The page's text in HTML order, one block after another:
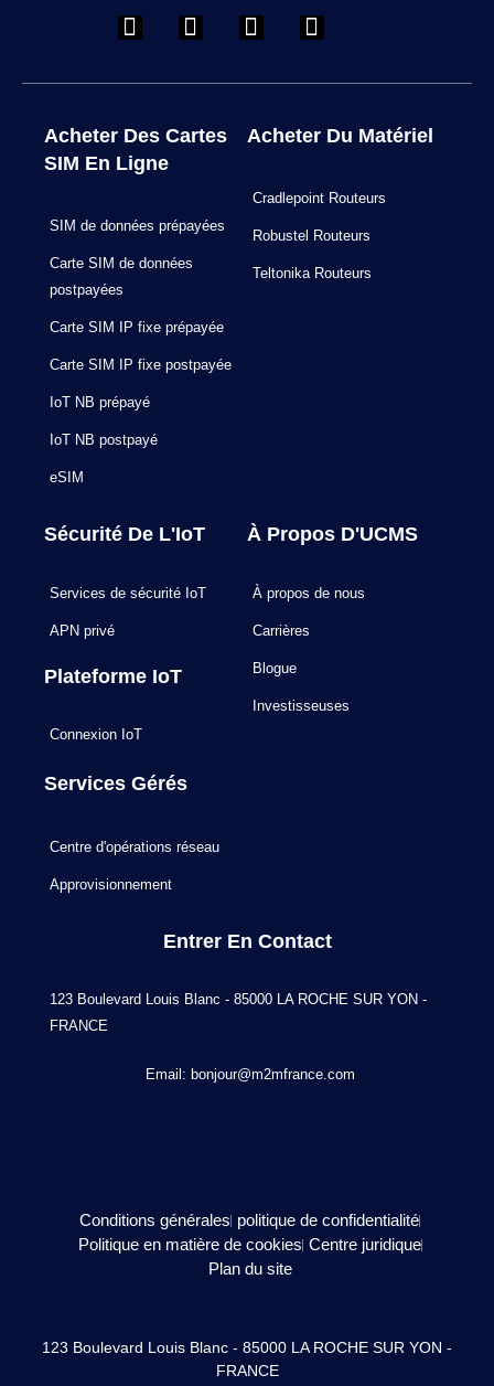
Acheter Des Cartes
SIM En Ligne
SIM de données prépayées
Carte SIM de données
postpayées
Carte SIM IP fixe prépayée
Carte SIM IP fixe postpayée
IoT NB prépayé
IoT NB postpayé
eSIM
Acheter Du Matériel
Cradlepoint Routeurs
Robustel Routeurs
Teltonika Routeurs
Sécurité De L'IoT
Services de sécurité IoT
APN privé
Plateforme IoT
Connexion IoT
Services Gérés
Centre d'opérations réseau
Approvisionnement
À Propos D'UCMS
À propos de nous
Carrières
Blogue
Investisseuses
Entrer En Contact
123 Boulevard Louis Blanc - 85000 LA ROCHE SUR YON -
FRANCE
Email: bonjour@m2mfrance.com
Conditions générales politique de confidentialité
Politique en matière de cookies Centre juridique
Plan du site
123 Boulevard Louis Blanc - 85000 LA ROCHE SUR YON -
FRANCE